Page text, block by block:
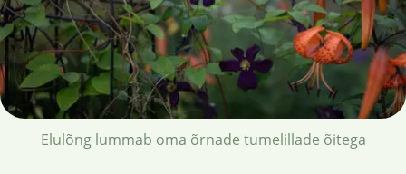
Elulõng lummab oma õrnade tumelillade õitega